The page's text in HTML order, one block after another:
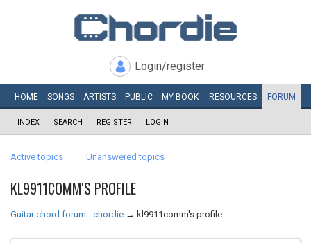
Login/register
HOME SONGS ARTISTS PUBLIC MY BOOK RESOURCES FORUM
INDEX SEARCH REGISTER LOGIN
Active topics Unanswered topics
KL9911COMM'S PROFILE
Guitar chord forum - chordie → kl9911comm's profile